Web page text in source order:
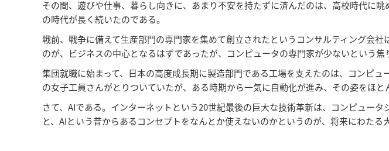
その間、遊びや仕事、暮らし向きに、あまり不安を持たずに済んだのは、高校時代に
の時代が長く続いたのである。
戦前、戦争に備えて生産部門の専門家を集めて創立されたというコンサルティング会
のが、ビジネスの中心となるはずであったが、コンピュータの専門家が少ないという
集団就職に始まって、日本の高度成長期に製造部門である工場を支えたのは、コンピ
の女子工員さんがとりついていたが、ある時期から一気に自動化が進み、その姿をほと
さて、AIである。インターネットという20世紀最後の巨大な技術革新は、コンピュー
と、AIという昔からあるコンセプトをなんとか使えないのかというのが、将来にわたる